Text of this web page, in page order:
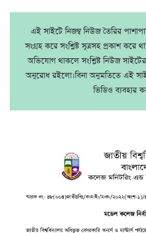
এই সাইটে নিজম্ব নিউজ তৈরির
সংগ্রহ করে সংশ্লিষ্ট সূত্রসহ প্রকাশ করে
অভিযোগ থাকলে সংশ্লিষ্ট নিউজ
অনুরোধ রইলো।বিনা অনুমতিতে এই
ভিডিও ব্যবহার